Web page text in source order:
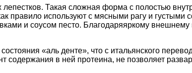
Такая сложная форма с полостью
правило используют с мясными рагу и густыми
и соусом песто. Благодаряяркому внешнему
«аль денте», что с итальянского
в ней протеина, не позволяет